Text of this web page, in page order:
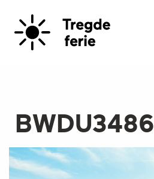
BWDU3486